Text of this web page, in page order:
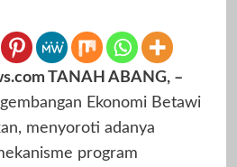
TANAH ABANG, –
Ekonomi Betawi
menyoroti adanya
program